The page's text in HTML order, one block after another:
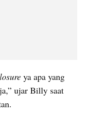
ya apa yang
ujar Billy saat